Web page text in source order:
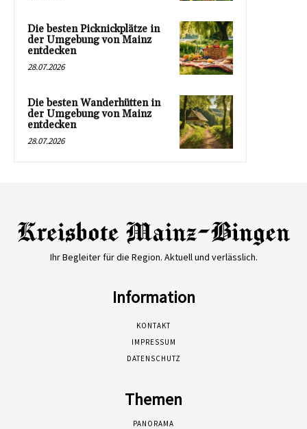
Die besten Picknickplätze in
der Umgebung von Mainz
entdecken
28.07.2026
Die besten Wanderhütten in
der Umgebung von Mainz
entdecken
28.07.2026
Ihr Begleiter für die Region. Aktuell und verlässlich.
Information
KONTAKT
IMPRESSUM
DATENSCHUTZ
Themen
PANORAMA